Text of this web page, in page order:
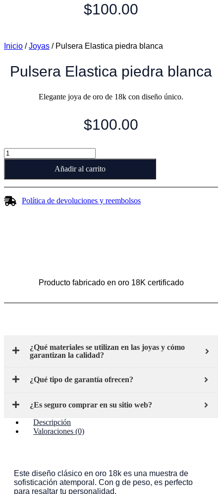
$100.00
Inicio /Joyas / Pulsera Elastica piedra blanca
Pulsera Elastica piedra blanca
Elegante joya de oro de 18k con diseño único.
$100.00
Pulsera
Elastica
blanca
cantidad
Añadir al carrito
Política de devoluciones y reembolsos
Producto fabricado en oro 18K certificado
¿Qué materiales se utilizan en las joyas y cómo
garantizan la calidad?
¿Qué tipo de garantía ofrecen?
¿Es seguro comprar en su sitio web?
Descripción
Valoraciones (0)
Este diseño clásico en oro 18k es una muestra de
sofisticación atemporal. Con g de peso, es perfecto
para resaltar tu personalidad.